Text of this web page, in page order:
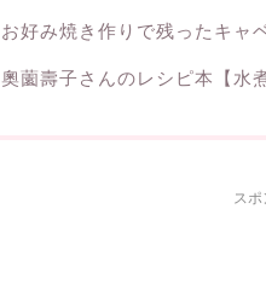
お好み焼き作りで残ったキャ
奧薗壽子さんのレシピ本【水
スポ